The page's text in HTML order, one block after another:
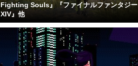
Fighting Souls』『ファイナルファンタジー
XIV』他